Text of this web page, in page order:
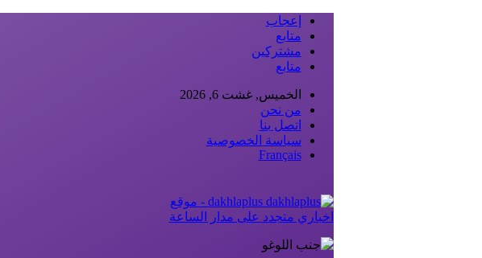
إعجاب
متابع
مشتركين
متابع
الخميس, غشت 6, 2026
من نحن
اتصل بنا
سياسة الخصوصية
Français
dakhlaplus - موقع
اخباري متجدد على مدار الساعة